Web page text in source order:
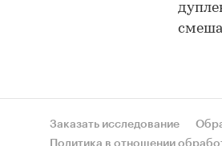
Заказать исследование
Политика в отношении